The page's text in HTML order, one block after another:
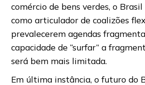
comércio de bens verdes, o
como articulador de coalizões
prevalecerem agendas
capacidade de “surfar” a
será bem mais limitada.
Em última instância, o futuro do